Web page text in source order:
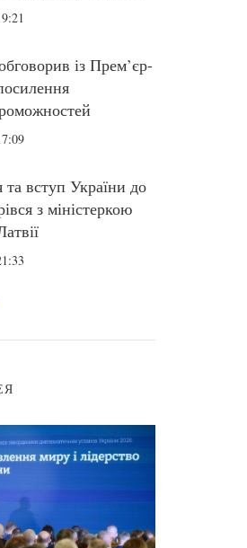
із Прем’єр-
вступ України до
з міністеркою